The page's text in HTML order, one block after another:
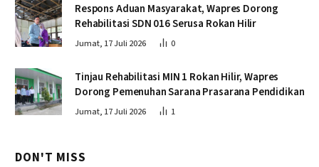
Respons Aduan Masyarakat, Wapres Dorong
Rehabilitasi SDN 016 Serusa Rokan Hilir
Jumat, 17 Juli 2026 0
Tinjau Rehabilitasi MIN 1 Rokan Hilir, Wapres
Dorong Pemenuhan Sarana Prasarana Pendidikan
Jumat, 17 Juli 2026 1
DON'T MISS